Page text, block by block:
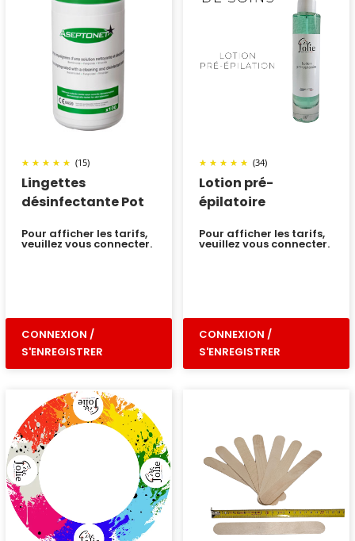
Lingettes
désinfectante Pot
(15)
Pour afficher les tarifs,
veuillez vous connecter.
CONNEXION /
S'ENREGISTRER
Lotion pré-
épilatoire
(34)
Pour afficher les tarifs,
veuillez vous connecter.
CONNEXION /
S'ENREGISTRER